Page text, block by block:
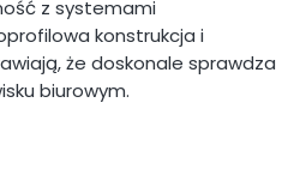
z systemami
konstrukcja i
że doskonale sprawdza
biurowym.